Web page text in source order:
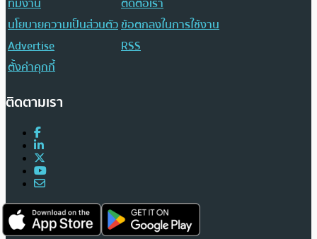
นโยบายความเป็นส่วนตัวข้อตกลงในการใช้งาน
Advertise
RSS
ตั้งค่าคุกกี้
ติดตามเรา